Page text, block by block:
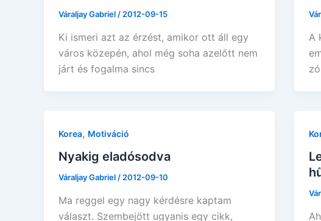
Váraljay Gabriel / 2012-09-15
Ki ismeri azt az érzést, amikor ott áll egy
város közepén, ahol még soha azelőtt nem
járt és fogalma sincs
A
Korea, Motiváció
Nyakig eladósodva
Váraljay Gabriel/2012-09-10
Ma reggel egy nagy kérdésre kaptam
választ. Szembejött ugyanis egy cikk,